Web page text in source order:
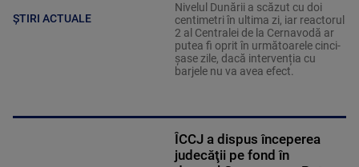
ȘTIRI ACTUALE
Nivelul Dunării a scăzut cu doi
centimetri în ultima zi, iar reactorul
2 al Centralei de la Cernavodă ar
putea fi oprit în următoarele cinci-
șase zile, dacă intervenția cu
barjele nu va avea efect.
ÎCCJ a dispus începerea
judecăţii pe fond în